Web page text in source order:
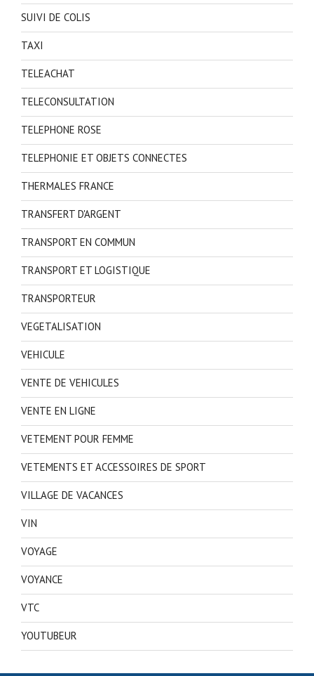
SUIVI DE COLIS
TAXI
TELEACHAT
TELECONSULTATION
TELEPHONE ROSE
TELEPHONIE ET OBJETS CONNECTES
THERMALES FRANCE
TRANSFERT D'ARGENT
TRANSPORT EN COMMUN
TRANSPORT ET LOGISTIQUE
TRANSPORTEUR
VEGETALISATION
VEHICULE
VENTE DE VEHICULES
VENTE EN LIGNE
VETEMENT POUR FEMME
VETEMENTS ET ACCESSOIRES DE SPORT
VILLAGE DE VACANCES
VIN
VOYAGE
VOYANCE
VTC
YOUTUBEUR